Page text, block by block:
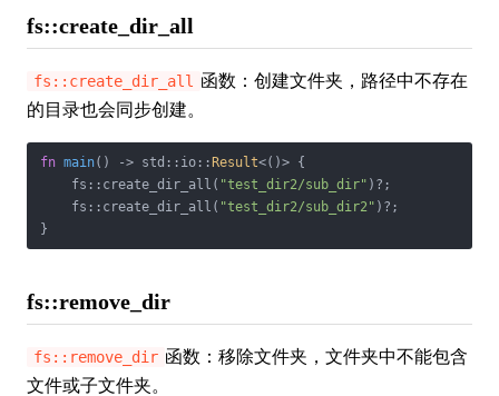
fs::create_dir_all
fs::create_dir_all
函数：创建文件夹，路径中不存在
的目录也会同步创建。
fn main() -> std::io:: Result<()> {
    fs::create_dir_all(
"test_dir2/sub_dir" )?;
    fs::create_dir_all(
"test_dir2/sub_dir2" )?;
}
fs::remove_dir
fs::remove_dir 函数：移除文件夹，文件夹中不能包含
文件或子文件夹。